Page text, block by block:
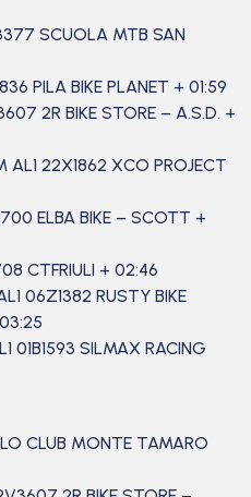
SCUOLA MTB SAN
PILA BIKE PLANET + 01:59
2R BIKE STORE – A.S.D. +
AL1 22X1862 XCO PROJECT
ELBA BIKE – SCOTT +
CTFRIULI + 02:46
06Z1382 RUSTY BIKE
01B1593 SILMAX RACING
CLUB MONTE TAMARO